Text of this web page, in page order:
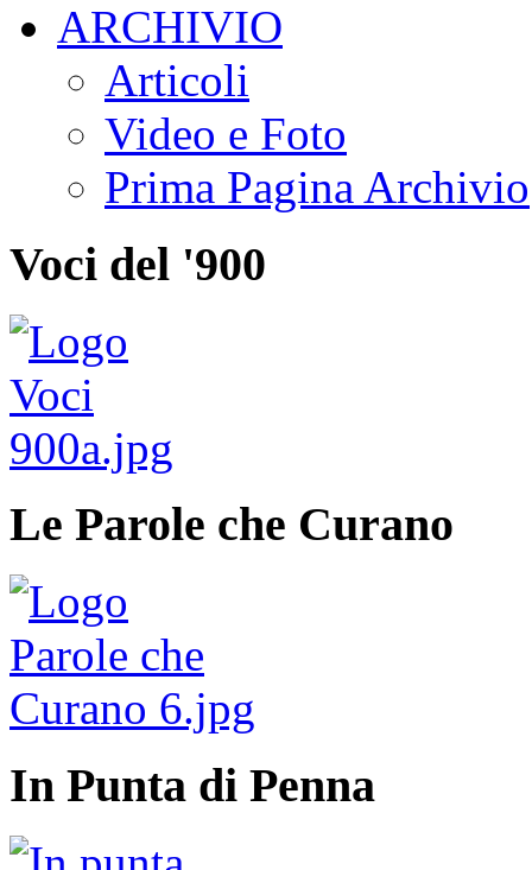
ARCHIVIO
Articoli
Video e Foto
Prima Pagina Archivio
Voci del '900
Le Parole che Curano
In Punta di Penna